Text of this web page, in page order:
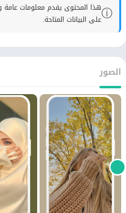
ⓘهذا المحتوى يقدم معلومات عامة
على البيانات المتاحة.
الصور